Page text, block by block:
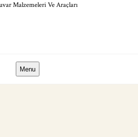
Malzemeleri Ve Araçları
Menu